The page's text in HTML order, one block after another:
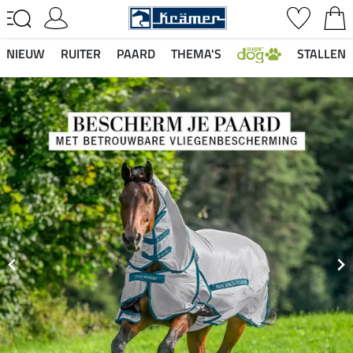
NIEUW RUITER PAARD THEMA'S STALLEN